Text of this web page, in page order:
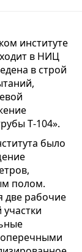
институте
в НИЦ
в строй
Т‑104».
было
полом.
две рабочие